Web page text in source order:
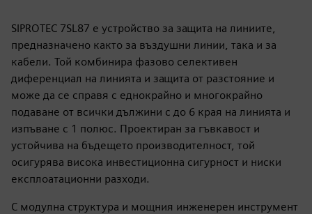
SIPROTEC 7SL87 е устройство за защита на линиите,
предназначено както за въздушни линии, така и за
кабели. Той комбинира фазово селективен
диференциал на линията и защита от разстояние и
може да се справя с еднокрайно и многокрайно
подаване от всички дължини с до 6 края на линията и
изпъване с 1 полюс. Проектиран за гъвкавост и
устойчива на бъдещето производителност, той
осигурява висока инвестиционна сигурност и ниски
експлоатационни разходи.
С модулна структура и мощния инженерен инструмент